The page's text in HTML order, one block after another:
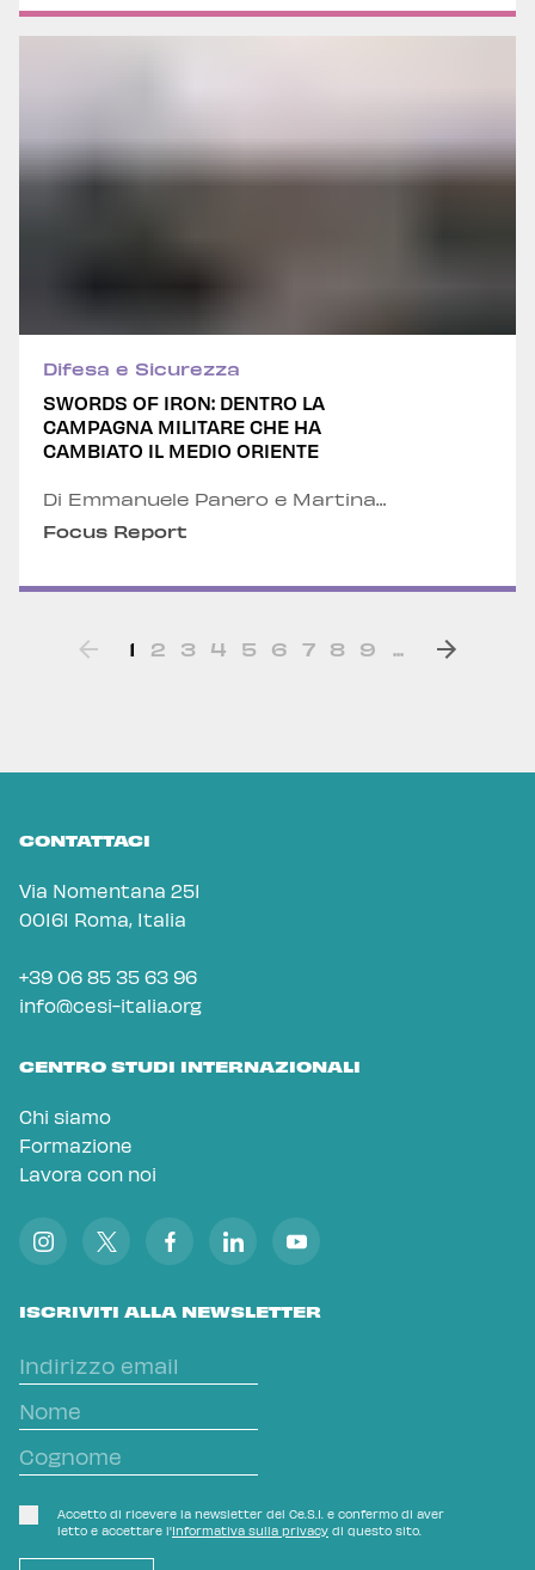
Difesa e Sicurezza
SWORDS OF IRON: DENTRO LA
CAMPAGNA MILITARE CHE HA
CAMBIATO IL MEDIO ORIENTE
Di Emmanuele Panero e Martina
Focus Report
1 2 3 4 5 6 7 8 9 ...
CONTATTACI
Via Nomentana 251
00161 Roma, Italia
+39 06 85 35 63 96
info@cesi-italia.org
CENTRO STUDI INTERNAZIONALI
Chi siamo
Formazione
Lavora con noi
ISCRIVITI ALLA NEWSLETTER
Accetto di ricevere la newsletter del Ce.S.I. e confermo di aver
letto e accettare l'Informativa sulla privacy di questo sito.